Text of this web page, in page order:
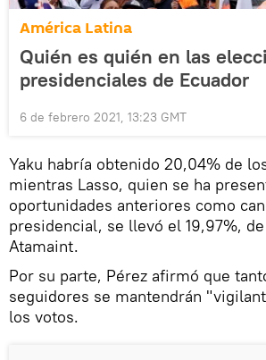
América Latina
Quién es quién en las
presidenciales de Ecuador
6 de febrero 2021, 13:23 GMT
Yaku habría obtenido 20,04% de
mientras Lasso, quien se ha
oportunidades anteriores como
presidencial, se llevó el 19,97%,
Atamaint.
Por su parte, Pérez afirmó que
seguidores se mantendrán
los votos.